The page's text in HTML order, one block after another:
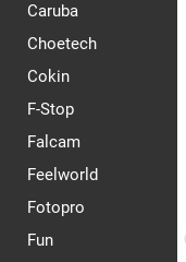
Caruba
Choetech
Cokin
F-Stop
Falcam
Feelworld
Fotopro
Fun